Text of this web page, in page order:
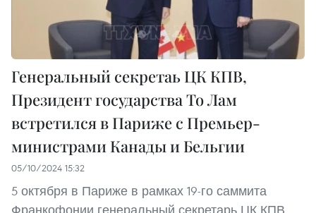
Генеральный секретаь ЦК КПВ,
Президент государства То Лам
встретился в Париже с Премьер-
министрами Канады и Бельгии
05/10/2024 15:32
5 октября в Париже в рамках 19-го саммита
Франкофонии генеральный секретарь ЦК КПВ,